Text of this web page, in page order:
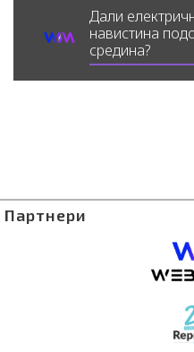
Дали
навистина
средина?
Партнери